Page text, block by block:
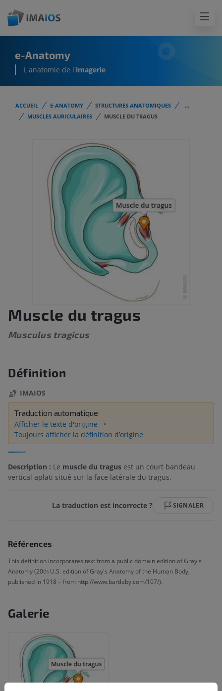
e-Anatomy
L'anatomie de l'imagerie
ACCUEIL E-ANATOMY STRUCTURES ANATOMIQUES
...
MUSCLES AURICULAIRES
MUSCLE DU TRAGUS
Muscle du tragus
Musculus tragicus
Définition
IMAIOS
Traduction automatique
Afficher le texte d'origine
Toujours afficher la définition d’origine
Description : Le muscle du tragus est un court bandeau
vertical aplati situé sur la face latérale du tragus.
La traduction est incorrecte ? SIGNALER
Références
This definition incorporates text from a public domain edition of Gray's
Anatomy (20th U.S. edition of Gray's Anatomy of the Human Body,
published in 1918 – from http://www.bartleby.com/107/).
Galerie